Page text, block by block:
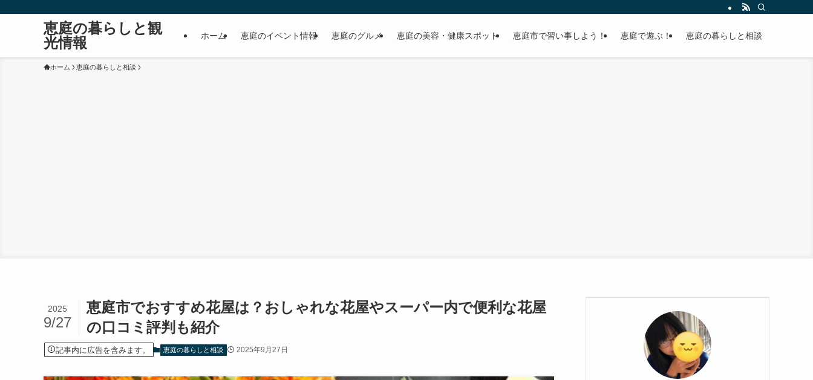
恵庭の暮らしと観
光情報
ホーム 恵庭のイベント情報 恵庭のグルメ 恵庭の美容・健康スポット 恵庭市で習い事しよう！ 恵庭で遊ぶ！ 恵庭の暮らしと相談
ホーム 恵庭の暮らしと相談
恵庭市でおすすめ花屋は？おしゃれな花屋やスーパー内で便利な花屋
の口コミ評判も紹介
2025
9/27
記事内に広告を含みます。 恵庭の暮らしと相談 2025年9月27日